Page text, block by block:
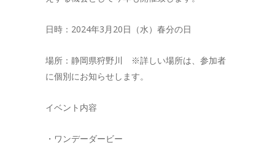
日時：2024年3月20日（水）春分の日
場所：静岡県狩野川 ※詳しい場所は、参加者
に個別にお知らせします。
イベント内容
・ワンデーダービー